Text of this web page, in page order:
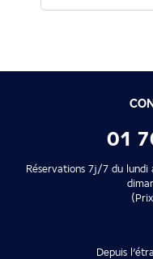
01
Réservations 7j/7 du lundi
Depuis